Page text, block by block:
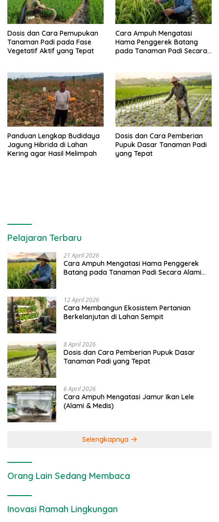
Dosis dan Cara Pemupukan
Tanaman Padi pada Fase
Vegetatif Aktif yang Tepat
Cara Ampuh Mengatasi
Hama Penggerek Batang
pada Tanaman Padi Secara
Panduan Lengkap Budidaya
Jagung Hibrida di Lahan
Kering agar Hasil Melimpah
Dosis dan Cara Pemberian
Pupuk Dasar Tanaman Padi
yang Tepat
Pelajaran Terbaru
21 April 2026
Cara Ampuh Mengatasi Hama Penggerek
Batang pada Tanaman Padi Secara Alami
12 April 2026
Cara Membangun Ekosistem Pertanian
Berkelanjutan di Lahan Sempit
8 April 2026
Dosis dan Cara Pemberian Pupuk Dasar
Tanaman Padi yang Tepat
6 April 2026
Cara Ampuh Mengatasi Jamur Ikan Lele
(Alami & Medis)
Selengkapnya
Orang Lain Sedang Membaca
Inovasi Ramah Lingkungan